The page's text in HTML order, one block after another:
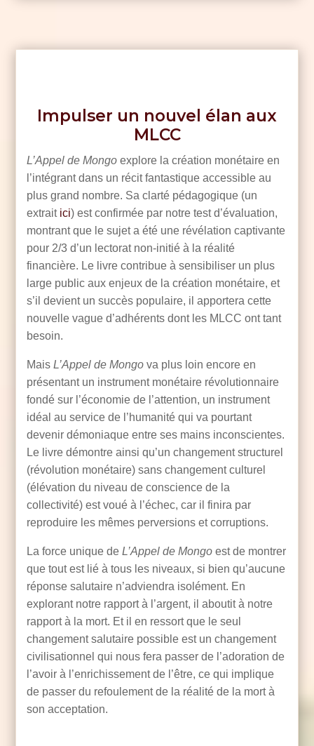
Impulser un nouvel élan aux
MLCC
L’Appel de Mongo explore la création monétaire en
l’intégrant dans un récit fantastique accessible au
plus grand nombre. Sa clarté pédagogique (un
extrait ici) est confirmée par notre test d’évaluation,
montrant que le sujet a été une révélation captivante
pour 2/3 d’un lectorat non-initié à la réalité
financière. Le livre contribue à sensibiliser un plus
large public aux enjeux de la création monétaire, et
s’il devient un succès populaire, il apportera cette
nouvelle vague d’adhérents dont les MLCC ont tant
besoin.
MaisL’Appel de Mongo va plus loin encore en
présentant un instrument monétaire révolutionnaire
fondé sur l’économie de l’attention, un instrument
idéal au service de l’humanité qui va pourtant
devenir démoniaque entre ses mains inconscientes.
Le livre démontre ainsi qu’un changement structurel
(révolution monétaire) sans changement culturel
(élévation du niveau de conscience de la
collectivité) est voué à l’échec, car il finira par
reproduire les mêmes perversions et corruptions.
La force unique deL’Appel de Mongo est de montrer
que tout est lié à tous les niveaux, si bien qu’aucune
réponse salutaire n’adviendra isolément. En
explorant notre rapport à l’argent, il aboutit à notre
rapport à la mort. Et il en ressort que le seul
changement salutaire possible est un changement
civilisationnel qui nous fera passer de l’adoration de
l’avoir à l’enrichissement de l’être, ce qui implique
de passer du refoulement de la réalité de la mort à
son acceptation.